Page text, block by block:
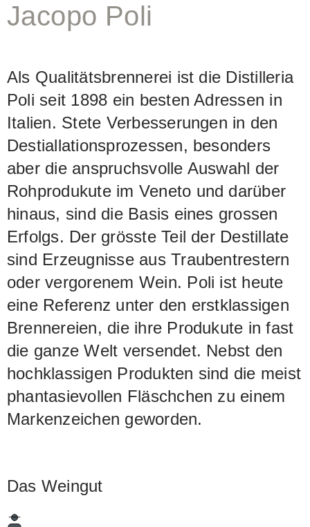
Jacopo Poli
Als Qualitätsbrennerei ist die Distilleria
Poli seit 1898 ein besten Adressen in
Italien. Stete Verbesserungen in den
Destiallationsprozessen, besonders
aber die anspruchsvolle Auswahl der
Rohprodukute im Veneto und darüber
hinaus, sind die Basis eines grossen
Erfolgs. Der grösste Teil der Destillate
sind Erzeugnisse aus Traubentrestern
oder vergorenem Wein. Poli ist heute
eine Referenz unter den erstklassigen
Brennereien, die ihre Produkute in fast
die ganze Welt versendet. Nebst den
hochklassigen Produkten sind die meist
phantasievollen Fläschchen zu einem
Markenzeichen geworden.
Das Weingut